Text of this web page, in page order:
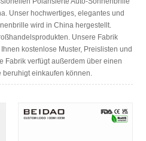
Unser hochwertiges, elegantes und
wird in China hergestellt.
Unsere Fabrik
kostenlose Muster, Preislisten und
Fabrik verfügt außerdem über einen
einkaufen können.